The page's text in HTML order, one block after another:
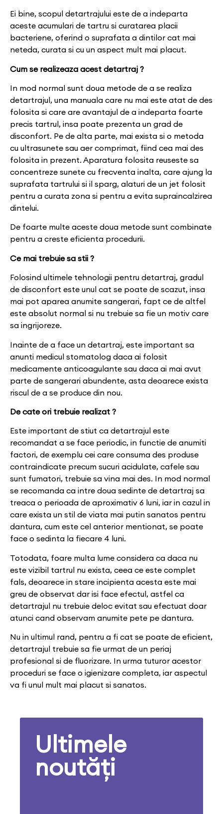
Ei bine, scopul detartrajului este de a indeparta
aceste acumulari de tartru si curatarea placii
bacteriene, oferind o suprafata a dintilor cat mai
neteda, curata si cu un aspect mult mai placut.
Cum se realizeaza acest detartraj ?
In mod normal sunt doua metode de a se realiza
detartrajul, una manuala care nu mai este atat de des
folosita si care are avantajul de a indeparta foarte
precis tartrul, insa poate prezenta un grad de
disconfort. Pe de alta parte, mai exista si o metoda
cu ultrasunete sau aer comprimat, fiind cea mai des
folosita in prezent. Aparatura folosita reuseste sa
concentreze sunete cu frecventa inalta, care ajung la
suprafata tartrului si il sparg, alaturi de un jet folosit
pentru a curata zona si pentru a evita supraincalzirea
dintelui.
De foarte multe aceste doua metode sunt combinate
pentru a creste eficienta procedurii.
Ce mai trebuie sa stii ?
Folosind ultimele tehnologii pentru detartraj, gradul
de disconfort este unul cat se poate de scazut, insa
mai pot aparea anumite sangerari, fapt ce de altfel
este absolut normal si nu trebuie sa fie un motiv care
sa ingrijoreze.
Inainte de a face un detartraj, este important sa
anunti medicul stomatolog daca ai folosit
medicamente anticoagulante sau daca ai mai avut
parte de sangerari abundente, asta deoarece exista
riscul de a se produce din nou.
De cate ori trebuie realizat ?
Este important de stiut ca detartrajul este
recomandat a se face periodic, in functie de anumiti
factori, de exemplu cei care consuma des produse
contraindicate precum sucuri acidulate, cafele sau
sunt fumatori, trebuie sa vina mai des. In mod normal
se recomanda ca intre doua sedinte de detartraj sa
treaca o perioada de aproximativ 6 luni, iar in cazul in
care exista un stil de viata mai putin sanatos pentru
dantura, cum este cel anterior mentionat, se poate
face o sedinta la fiecare 4 luni.
Totodata, foare multa lume considera ca daca nu
este vizibil tartrul nu exista, ceea ce este complet
fals, deoarece in stare incipienta acesta este mai
greu de observat dar isi face efectul, astfel ca
detartrajul nu trebuie deloc evitat sau efectuat doar
atunci cand observam anumite pete pe dantura.
Nu in ultimul rand, pentru a fi cat se poate de eficient,
detartrajul trebuie sa fie urmat de un periaj
profesional si de fluorizare. In urma tuturor acestor
proceduri se face o igienizare completa, iar aspectul
va fi unul mult mai placut si sanatos.
Ultimele
noutăți